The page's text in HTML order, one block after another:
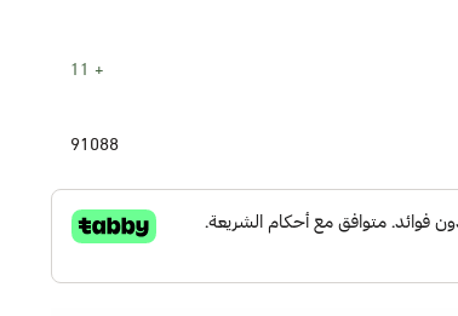
أو استخدامات موضعية للبشرة والشعر.
من عسر الهضم والانتفاخ.
11
91088